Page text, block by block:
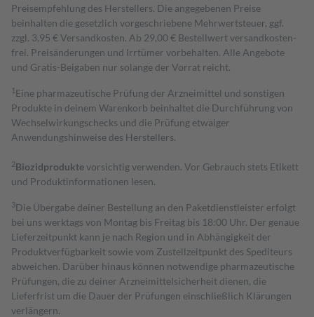
Preisempfehlung des Herstellers. Die angegebenen Preise
beinhalten die gesetzlich vorgeschriebene Mehrwertsteuer, ggf.
zzgl. 3,95 € Versandkosten. Ab 29,00 € Bestell­wert versand­kosten­
frei. Preisänderungen und Irrtümer vorbehalten. Alle Angebote
und Gratis-Beigaben nur solange der Vorrat reicht.
1 Eine pharmazeutische Prüfung der Arzneimittel und sonstigen
Produkte in deinem Warenkorb beinhaltet die Durchführung von
Wechselwirkungschecks und die Prüfung etwaiger
Anwendungshinweise des Herstellers.
2Biozidproduktevorsichtig verwenden. Vor Gebrauch stets Etikett
und Produktinformationen lesen.
3Die Übergabe deiner Bestellung an den Paketdienstleister erfolgt
bei uns werktags von Montag bis Freitag bis 18:00 Uhr. Der genaue
Lieferzeitpunkt kann je nach Region und in Abhängigkeit der
Produktverfügbarkeit sowie vom Zustellzeitpunkt des Spediteurs
abweichen. Darüber hinaus können notwendige pharmazeutische
Prüfungen, die zu deiner Arzneimittelsicherheit dienen, die
Lieferfrist um die Dauer der Prüfungen einschließlich Klärungen
verlängern.